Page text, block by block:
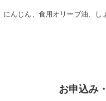
んじん、食用オリーブ油、
お申込み